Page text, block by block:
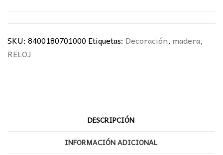
SKU: 8400180701000Etiquetas: Decoración, madera,
RELOJ
DESCRIPCIÓN
INFORMACIÓN ADICIONAL